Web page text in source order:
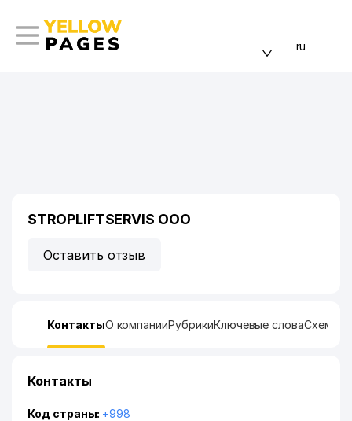
ru
STROPLIFTSERVIS ООО
Оставить отзыв
КонтактыО компанииРубрикиКлючевые словаСхема
Контакты
Код страны: +998